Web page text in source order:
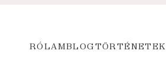
RÓLAMBLOGTÖRTÉNETEK